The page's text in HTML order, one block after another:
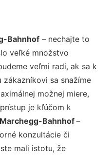
Bahnhof – nechajte to
veľké množstvo
veľmi radi, ak sa k
zákazníkovi sa snažíme
možnej miere,
je kľúčom k
Bahnhof –
konzultácie či
mali istotu, že